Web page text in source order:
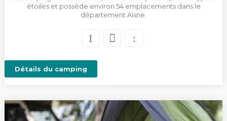
étoiles et possède environ 54 emplacements dans le
département Aisne.
Détails du camping